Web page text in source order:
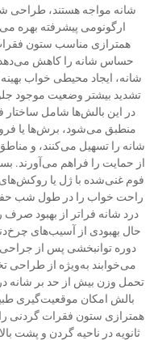
شانه مواجه هستند، طراحی
ارگونومی پیشرفته بهره
همترازی مناسب ستون
حساس شانه را کاهش می‌دهد.
شانه، ایجاد محیطی خواب
تشدید بیشتر وضعیت موجود
در این بالش‌ها شامل
منطبق می‌شود، برش‌ها یا
شانه را تسهیل می‌کنند، و
از حمایت را فراهم می‌آورند.
فوم غنی‌شده با ژل یا
راحت خواب را در طول شب حفظ
درد شانه فراتر از بهبود
حال بهبودی از آسیب‌های
دوره توانبخشی پس از جراحی
می‌خوابند به‌ویژه از طراحی
تحمل وزن بیش از حد بر شانه
بالش امکان موقعیت‌گیری
همترازی ستون فقرات گردنی
ثانویه در ناحیه گردن و پشت